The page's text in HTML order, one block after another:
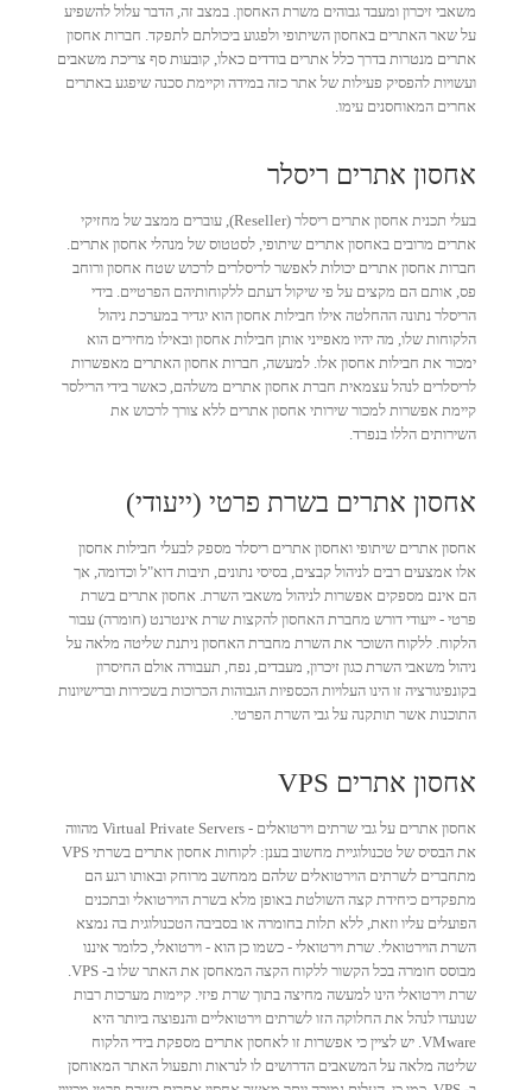
משאבי זיכרון ומעבד גבוהים משרת האחסון. במצב זה, הדבר עלול להשפיע
על שאר האתרים באחסון השיתופי ולפגוע ביכולתם לתפקד. חברות אחסון
אתרים מנטרות בדרך כלל אתרים בודדים כאלו, קובעות סף צריכת משאבים
ועשויות להפסיק פעילות של אתר כזה במידה וקיימת סכנה שיפגע באתרים
אחרים המאוחסנים עימו.
אחסון אתרים ריסלר
בעלי תכנית אחסון אתרים ריסלר (Reseller), עוברים ממצב של מחזיקי
אתרים מרובים באחסון אתרים שיתופי, לסטטוס של מנהלי אחסון אתרים.
חברות אחסון אתרים יכולות לאפשר לריסלרים לרכוש שטח אחסון ורוחב
פס, אותם הם מקצים על פי שיקול דעתם ללקוחותיהם הפרטיים. בידי
הריסלר נתונה ההחלטה אילו חבילות אחסון הוא יגדיר במערכת ניהול
הלקוחות שלו, מה יהיו מאפייני אותן חבילות אחסון ובאילו מחירים הוא
ימכור את חבילות אחסון אלו. למעשה, חברות אחסון האתרים מאפשרות
לריסלרים לנהל עצמאית חברת אחסון אתרים משלהם, כאשר בידי הרילסר
קיימת אפשרות למכור שירותי אחסון אתרים ללא צורך לרכוש את
השירותים הללו בנפרד.
אחסון אתרים בשרת פרטי (ייעודי)
אחסון אתרים שיתופי ואחסון אתרים ריסלר מספק לבעלי חבילות אחסון
אלו אמצעים רבים לניהול קבצים, בסיסי נתונים, תיבות דוא"ל וכדומה, אך
הם אינם מספקים אפשרות לניהול משאבי השרת. אחסון אתרים בשרת
פרטי - ייעודי דורש מחברת האחסון להקצות שרת אינטרנט (חומרה) עבור
הלקוח. ללקוח השוכר את השרת מחברת האחסון ניתנת שליטה מלאה על
ניהול משאבי השרת כגון זיכרון, מעבדים, נפח, תעבורה אולם החיסרון
בקונפיגורציה זו הינו העלויות הכספיות הגבוהות הכרוכות בשכירות וברישיונות
התוכנות אשר תותקנה על גבי השרת הפרטי.
אחסון אתרים VPS
אחסון אתרים על גבי שרתים וירטואלים - Virtual Private Servers מהווה
את הבסיס של טכנולוגיית מחשוב בענן: לקוחות אחסון אתרים בשרתי VPS
מתחברים לשרתים הוירטואלים שלהם ממחשב מרוחק ובאותו רגע הם
מתפקדים כיחידת קצה השולטת באופן מלא בשרת הוירטואלי ובתכנים
הפועלים עליו וזאת, ללא תלות בחומרה או בסביבה הטכנולוגית בה נמצא
השרת הוירטואלי. שרת וירטואלי - כשמו כן הוא - וירטואלי, כלומר איננו
מבוסס חומרה בכל הקשור ללקוח הקצה המאחסן את האתר שלו ב- VPS.
שרת וירטואלי הינו למעשה מחיצה בתוך שרת פיזי. קיימות מערכות רבות
שנועדו לנהל את החלוקה הזו לשרתים וירטואליים והנפוצה ביותר היא
VMware. יש לציין כי אפשרות זו לאחסון אתרים מספקת בידי הלקוח
שליטה מלאה על המשאבים הדרושים לו לנראות ותפעול האתר המאוחסן